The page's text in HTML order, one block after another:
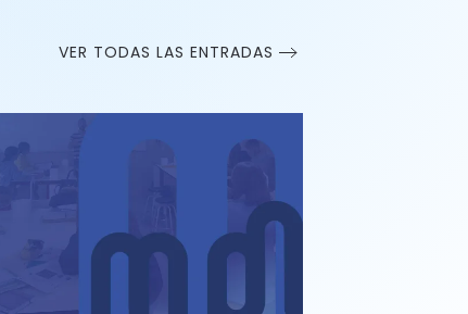
VER TODAS LAS ENTRADAS